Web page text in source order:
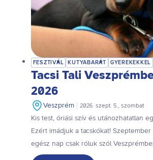
FESZTIVÁL KUTYABARÁT GYEREKEKKEL
Tacsi Tali
2026
Veszprém 2026. szept. 5., szombat
Kis test, óriási szív és utánozhatatlan
Ezért imádjuk a tacskókat!
egész nap csak róluk szól
X. Tacsi Talin. Ott találkozunk!